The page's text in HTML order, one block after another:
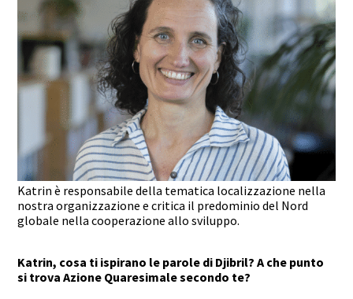
Katrin è responsabile della tematica localizzazione nella
nostra organizzazione e critica il predominio del Nord
globale nella cooperazione allo sviluppo.
Katrin, cosa ti ispirano le parole di Djibril? A che punto
si trova Azione Quaresimale secondo te?